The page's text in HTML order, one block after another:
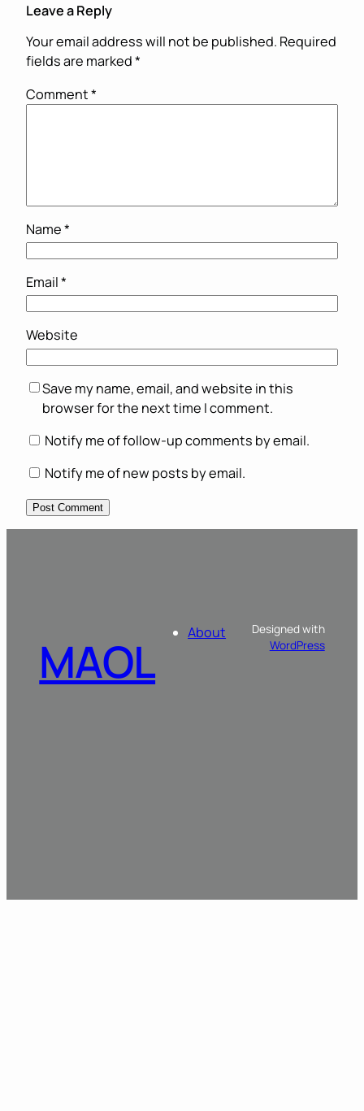
Leave a Reply
Your email address will not be published. Required
fields are marked*
Comment*
Name*
Email*
Website
Save my name, email, and website in this
browser for the next time I comment.
Notify me of follow-up comments by email.
Notify me of new posts by email.
MAOL About
Designed with
WordPress